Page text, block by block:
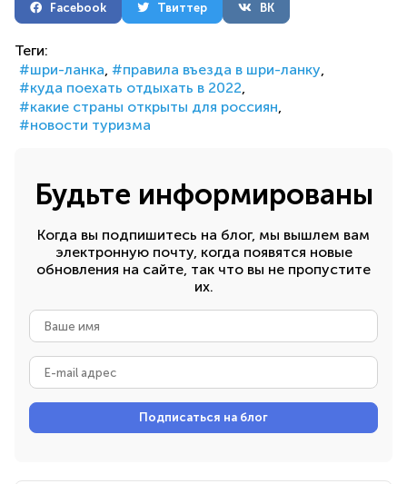
Facebook Твиттер ВК
Теги:
шри-ланка
правила въезда в шри-ланку
куда поехать отдыхать в 2022
какие страны открыты для россиян
новости туризма
Будьте информированы
Когда вы подпишитесь на блог, мы вышлем вам
электронную почту, когда появятся новые
обновления на сайте, так что вы не пропустите
их.
адрес
Подписаться на блог